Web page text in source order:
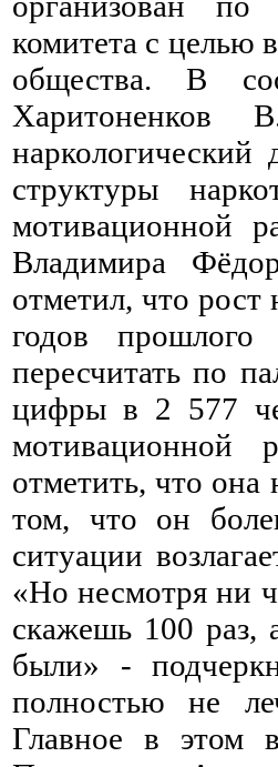
комитета с целью
общества. В
Харитоненков
структуры
мотивационной
Владимира
отметил, что рост
годов
пересчитать по
цифры в 2 577
мотивационной
отметить, что она
том, что он
ситуации
«Но несмотря ни
скажешь 100 раз,
были» -
полностью не
Главное в этом